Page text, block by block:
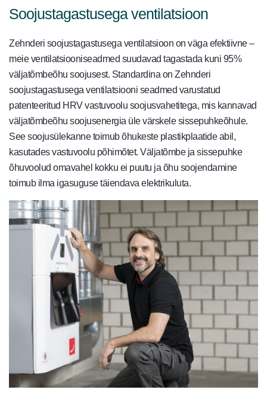
Soojustagastusega ventilatsioon
Zehnderi soojustagastusega ventilatsioon on väga efektiivne –
meie ventilatsiooniseadmed suudavad tagastada kuni 95%
väljatõmbeõhu soojusest. Standardina on Zehnderi
soojustagastusega ventilatsiooni seadmed varustatud
patenteeritud HRV vastuvoolu soojusvahetitega, mis kannavad
väljatõmbeõhu soojusenergia üle värskele sissepuhkeõhule.
See soojusülekanne toimub õhukeste plastikplaatide abil,
kasutades vastuvoolu põhimõtet. Väljatõmbe ja sissepuhke
õhuvoolud omavahel kokku ei puutu ja õhu soojendamine
toimub ilma igasuguse täiendava elektrikuluta.